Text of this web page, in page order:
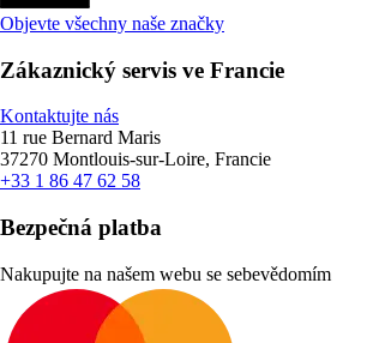
Objevte všechny naše značky
Zákaznický servis ve Francie
Kontaktujte nás
11 rue Bernard Maris
37270 Montlouis-sur-Loire, Francie
+33 1 86 47 62 58
Bezpečná platba
Nakupujte na našem webu se sebevědomím